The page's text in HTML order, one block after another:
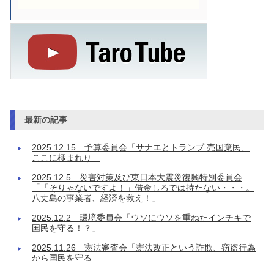
最新の記事
2025.12.15 予算委員会「サナエとトランプ 売国棄民、
ここに極まれり」
2025.12.5 災害対策及び東日本大震災復興特別委員会
「「そりゃないですよ！」借金しろでは持たない・・・。
八丈島の事業者、経済を救え！」
2025.12.2 環境委員会「ウソにウソを重ねたインチキで
国民を守る！？」
2025.11.26 憲法審査会「憲法改正という詐欺、窃盗行為
から国民を守る」